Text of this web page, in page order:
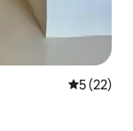
5 (22)